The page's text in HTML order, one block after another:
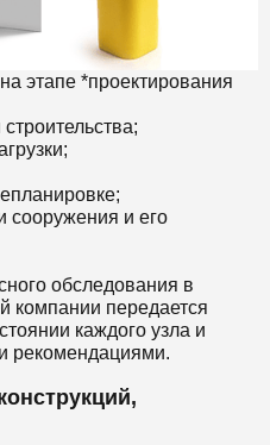
этапе *проектирования
сооружения и его
обследования в
компании передается
каждого узла и
рекомендациями.